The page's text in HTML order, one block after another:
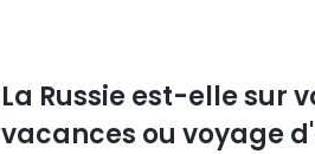
La Russie est-elle sur
vacances ou voyage